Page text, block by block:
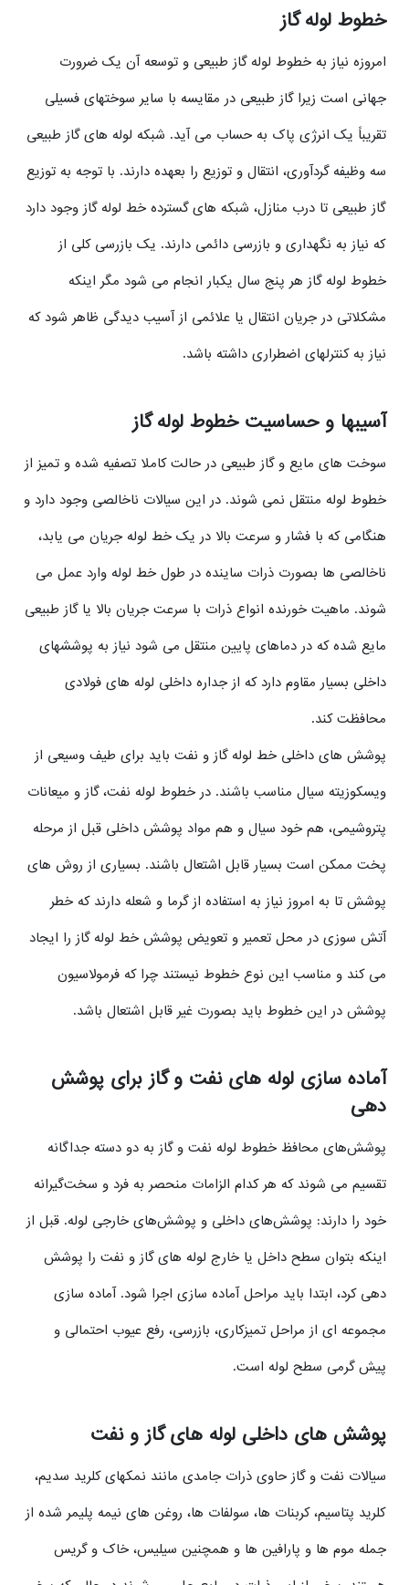
خطوط لوله گاز
امروزه نیاز به خطوط لوله گاز طبیعی و توسعه آن یک ضرورت
جهانی است زیرا گاز طبیعی در مقایسه با سایر سوختهای فسیلی
تقریباً یک انرژی پاک به حساب می آید. شبکه لوله های گاز طبیعی
سه وظیفه گردآوری، انتقال و توزیع را بعهده دارند. با توجه به توزیع
گاز طبیعی تا درب منازل، شبکه های گسترده خط لوله گاز وجود دارد
که نیاز به نگهداری و بازرسی دائمی دارند. یک بازرسی کلی از
خطوط لوله گاز هر پنج سال یکبار انجام می شود مگر اینکه
مشکلاتی در جریان انتقال یا علائمی از آسیب دیدگی ظاهر شود که
نیاز به کنترلهای اضطراری داشته باشد.
آسیبها و حساسیت خطوط لوله گاز
سوخت های مایع و گاز طبیعی در حالت کاملا تصفیه شده و تمیز از
خطوط لوله منتقل نمی شوند. در این سیالات ناخالصی وجود دارد و
هنگامی که با فشار و سرعت بالا در یک خط لوله جریان می یابد،
ناخالصی ها بصورت ذرات ساینده در طول خط لوله وارد عمل می
شوند. ماهیت خورنده انواع ذرات با سرعت جریان بالا یا گاز طبیعی
مایع شده که در دماهای پایین منتقل می شود نیاز به پوششهای
داخلی بسیار مقاوم دارد که از جداره داخلی لوله های فولادی
محافظت کند.
پوشش های داخلی خط لوله گاز و نفت باید برای طیف وسیعی از
ویسکوزیته سیال مناسب باشند. در خطوط لوله نفت، گاز و میعانات
پتروشیمی، هم خود سیال و هم مواد پوشش داخلی قبل از مرحله
پخت ممکن است بسیار قابل اشتعال باشند. بسیاری از روش های
پوشش تا به امروز نیاز به استفاده از گرما و شعله دارند که خطر
آتش سوزی در محل تعمیر و تعویض پوشش خط لوله گاز را ایجاد
می کند و مناسب این نوع خطوط نیستند چرا که فرمولاسیون
پوشش در این خطوط باید بصورت غیر قابل اشتعال باشد.
آماده سازی لوله های نفت و گاز برای پوشش
دهی
پوشش‌های محافظ خطوط لوله نفت و گاز به دو دسته جداگانه
تقسیم می شوند که هر کدام الزامات منحصر به فرد و سخت‌گیرانه
خود را دارند: پوشش‌های داخلی و پوشش‌های خارجی لوله. قبل از
اینکه بتوان سطح داخل یا خارج لوله های گاز و نفت را پوشش
دهی کرد، ابتدا باید مراحل آماده سازی اجرا شود. آماده سازی
مجموعه ای از مراحل تمیزکاری، بازرسی، رفع عیوب احتمالی و
پیش گرمی سطح لوله است.
پوشش های داخلی لوله های گاز و نفت
سیالات نفت و گاز حاوی ذرات جامدی مانند نمکهای کلرید سدیم،
کلرید پتاسیم، کربنات ها، سولفات ها، روغن های نیمه پلیمر شده از
جمله موم ها و پارافین ها و همچنین سیلیس، خاک و گریس